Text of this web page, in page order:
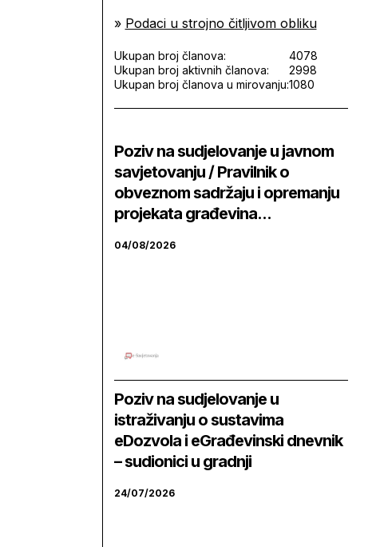
» Podaci u strojno čitljivom obliku
Ukupan broj članova:
4078
Ukupan broj aktivnih članova:
2998
Ukupan broj članova u mirovanju:1080
Poziv na sudjelovanje u javnom
savjetovanju / Pravilnik o
obveznom sadržaju i opremanju
projekata građevina...
04/08/2026
Poziv na sudjelovanje u
istraživanju o sustavima
eDozvola i eGrađevinski dnevnik
– sudionici u gradnji
24/07/2026